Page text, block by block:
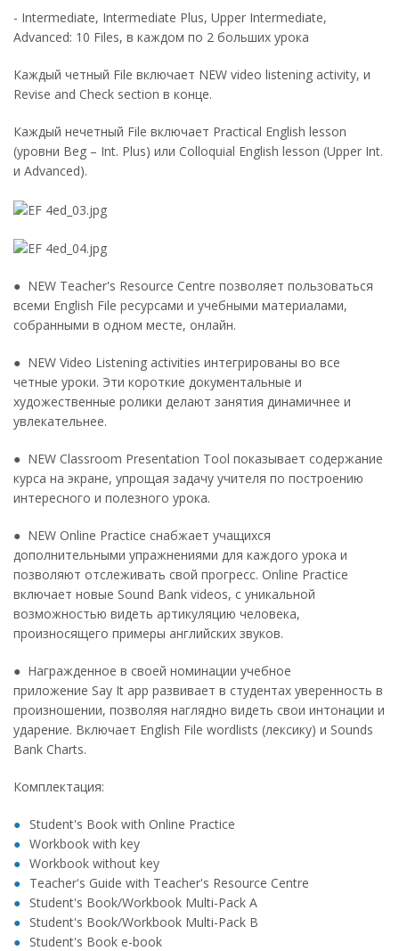
- Intermediate, Intermediate Plus, Upper Intermediate,
Advanced: 10 Files, в каждом по 2 больших урока
Каждый четный File включает NEW video listening activity, и
Revise and Check section в конце.
Каждый нечетный File включает Practical English lesson
(уровни Beg – Int. Plus) или Colloquial English lesson (Upper Int.
и Advanced).
● NEW Teacher's Resource Centre позволяет пользоваться
всеми English File ресурсами и учебными материалами,
собранными в одном месте, онлайн.
● NEW Video Listening activities интегрированы во все
четные уроки. Эти короткие документальные и
художественные ролики делают занятия динамичнее и
увлекательнее.
● NEW Classroom Presentation Tool показывает содержание
курса на экране, упрощая задачу учителя по построению
интересного и полезного урока.
● NEW Online Practice снабжает учащихся
дополнительными упражнениями для каждого урока и
позволяют отслеживать свой прогресс. Online Practice
включает новые Sound Bank videos, с уникальной
возможностью видеть артикуляцию человека,
произносящего примеры английских звуков.
● Награжденное в своей номинации учебное
приложение Say It app развивает в студентах уверенность в
произношении, позволяя наглядно видеть свои интонации и
ударение. Включает English File wordlists (лексику) и Sounds
Bank Charts.
Комплектация:
Student's Book with Online Practice
Workbook with key
Workbook without key
Teacher's Guide with Teacher's Resource Centre
Student's Book/Workbook Multi-Pack A
Student's Book/Workbook Multi-Pack B
Student's Book e-book